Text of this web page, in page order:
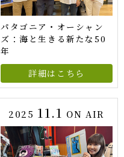
パタゴニア・オーシャン
ズ：海と生きる新たな50
年
詳細はこちら
2025 11.1 ON AIR